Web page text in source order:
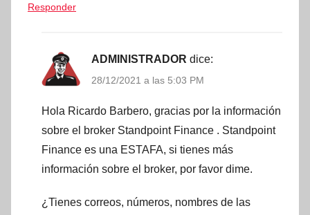
Responder
ADMINISTRADOR dice:
28/12/2021 a las 5:03 PM
Hola Ricardo Barbero, gracias por la información
sobre el broker Standpoint Finance . Standpoint
Finance es una ESTAFA, si tienes más
información sobre el broker, por favor dime.
¿Tienes correos, números, nombres de las